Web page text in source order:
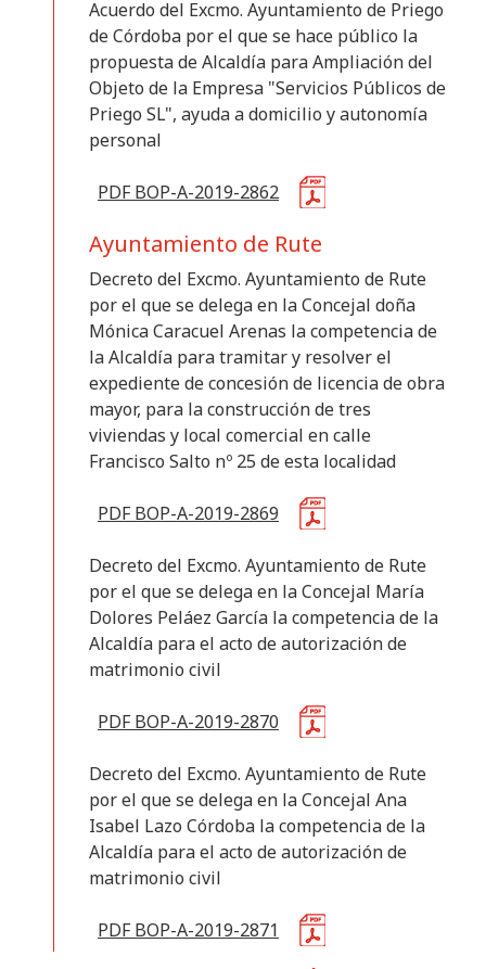
Acuerdo del Excmo. Ayuntamiento de Priego
de Córdoba por el que se hace público la
propuesta de Alcaldía para Ampliación del
Objeto de la Empresa "Servicios Públicos de
Priego SL", ayuda a domicilio y autonomía
personal
PDF BOP-A-2019-2862
Ayuntamiento de Rute
Decreto del Excmo. Ayuntamiento de Rute
por el que se delega en la Concejal doña
Mónica Caracuel Arenas la competencia de
la Alcaldía para tramitar y resolver el
expediente de concesión de licencia de obra
mayor, para la construcción de tres
viviendas y local comercial en calle
Francisco Salto nº 25 de esta localidad
PDF BOP-A-2019-2869
Decreto del Excmo. Ayuntamiento de Rute
por el que se delega en la Concejal María
Dolores Peláez García la competencia de la
Alcaldía para el acto de autorización de
matrimonio civil
PDF BOP-A-2019-2870
Decreto del Excmo. Ayuntamiento de Rute
por el que se delega en la Concejal Ana
Isabel Lazo Córdoba la competencia de la
Alcaldía para el acto de autorización de
matrimonio civil
PDF BOP-A-2019-2871